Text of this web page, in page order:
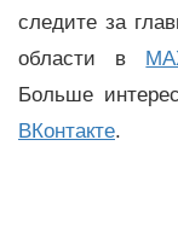
следите за
области в
Больше
ВКонтакте.